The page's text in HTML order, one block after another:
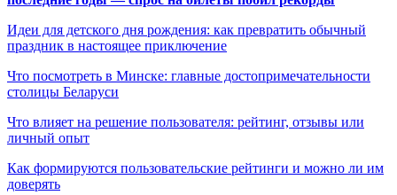
Идеи для детского дня рождения: как превратить обычный
праздник в настоящее приключение
Что посмотреть в Минске: главные достопримечательности
столицы Беларуси
Что влияет на решение пользователя: рейтинг, отзывы или
личный опыт
Как формируются пользовательские рейтинги и можно ли им
доверять